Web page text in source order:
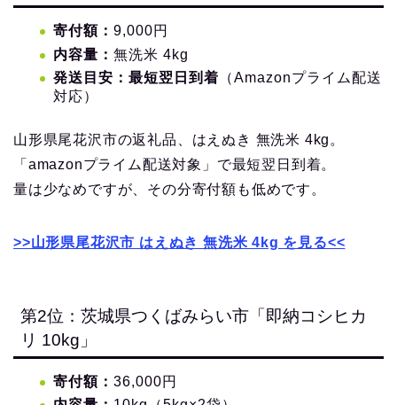
寄付額： 9,000円
内容量： 無洗米 4kg
発送目安：最短翌日到着 （Amazonプライム配送
対応）
山形県尾花沢市の返礼品、はえぬき 無洗米 4kg。
「amazonプライム配送対象」で最短翌日到着。
量は少なめですが、その分寄付額も低めです。
>>山形県尾花沢市 はえぬき 無洗米 4kg を見る<<
第2位：茨城県つくばみらい市「即納コシヒカ
リ 10kg」
寄付額： 36,000円